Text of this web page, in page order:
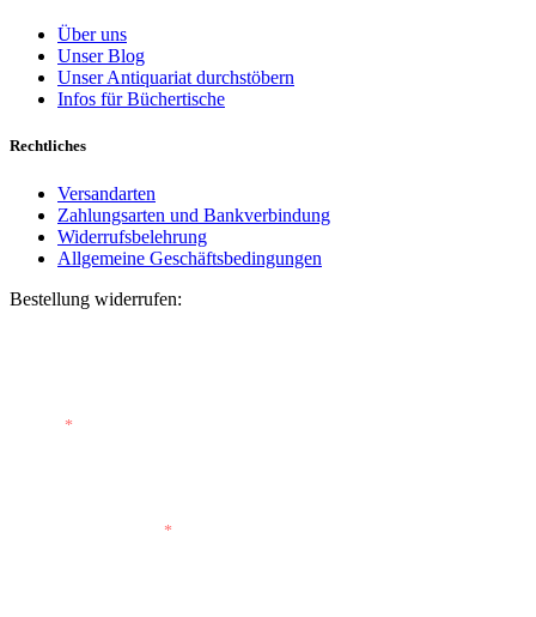
Über uns
Unser Blog
Unser Antiquariat durchstöbern
Infos für Büchertische
Rechtliches
Versandarten
Zahlungsarten und Bankverbindung
Widerrufsbelehrung
Allgemeine Geschäftsbedingungen
Bestellung widerrufen:
*
*